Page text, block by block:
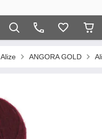
ANGORA GOLD